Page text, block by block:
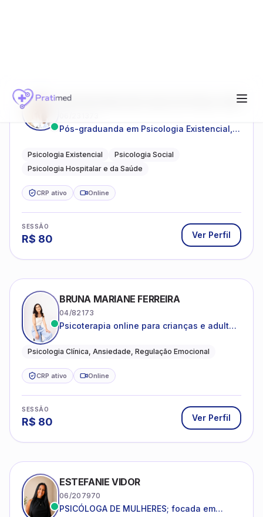
BEATRIZ MASCHIO SILVA DE PAULA VIEGAS
Pós-graduanda em Psicologia Existencial,
da Saúde.
Psicologia Existencial
Psicologia Social
Psicologia Hospitalar e da Saúde
CRP ativo Online
SESSÃO
R$ 80 Ver Perfil
BRUNA MARIANE FERREIRA
04/82173
Psicoterapia online para crianças e adultos
reduzir a ansiedade e construir uma vida
Psicologia Clínica, Ansiedade, Regulação Emocional
CRP ativo Online
SESSÃO
R$ 80 Ver Perfil
ESTEFANIE VIDOR
06/207970
PSICÓLOGA DE MULHERES; focada em